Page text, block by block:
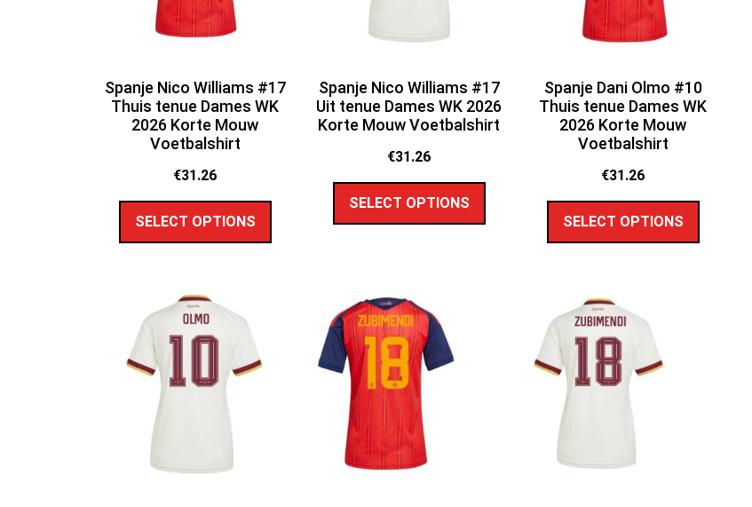
Spanje Nico Williams #17
Thuis tenue Dames WK
2026 Korte Mouw
Voetbalshirt
€31.26
SELECT OPTIONS
Spanje Nico Williams #17
Uit tenue Dames WK 2026
Korte Mouw Voetbalshirt
€31.26
SELECT OPTIONS
Spanje Dani Olmo #10
Thuis tenue Dames WK
2026 Korte Mouw
Voetbalshirt
€31.26
SELECT OPTIONS